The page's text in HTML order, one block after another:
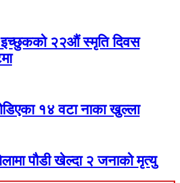
२२औं स्मृति दिवस
१४ वटा नाका खुल्ला
पौडी खेल्दा २ जनाको मृत्यु